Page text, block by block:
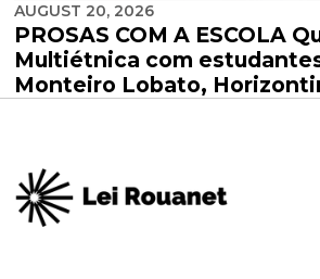
AUGUST 20, 2026
PROSAS COM A ESCOLA
Multiétnica com
Monteiro Lobato,